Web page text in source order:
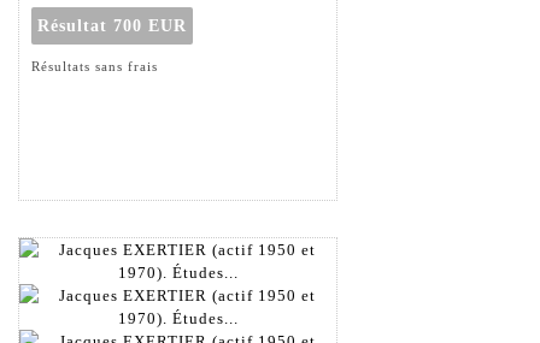
Résultat 700 EUR
Résultats sans frais